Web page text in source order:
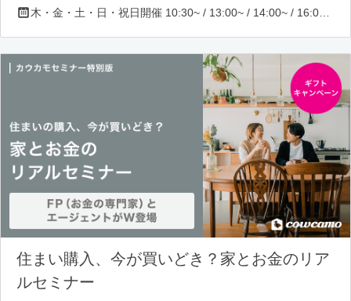
住まい購入、今が買いどき？家とお金のリア
ルセミナー